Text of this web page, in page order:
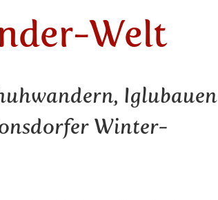
Welt
Iglubauen
Winter-